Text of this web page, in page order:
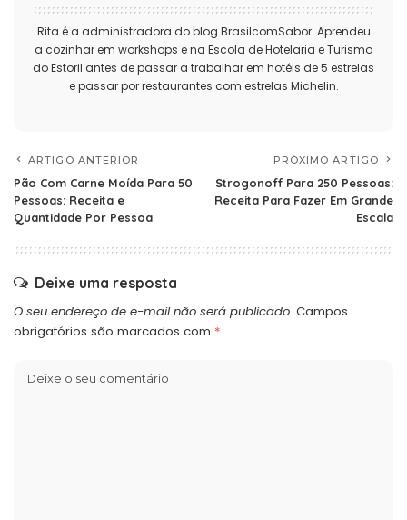
Rita é a administradora do blog BrasilcomSabor. Aprendeu
a cozinhar em workshops e na Escola de Hotelaria e Turismo
do Estoril antes de passar a trabalhar em hotéis de 5 estrelas
e passar por restaurantes com estrelas Michelin.
ARTIGO ANTERIOR
Pão Com Carne Moída Para 50
Pessoas: Receita e
Quantidade Por Pessoa
PRÓXIMO ARTIGO
Strogonoff Para 250 Pessoas:
Receita Para Fazer Em Grande
Escala
Deixe uma resposta
O seu endereço de e-mail não será publicado. Campos
obrigatórios são marcados com *